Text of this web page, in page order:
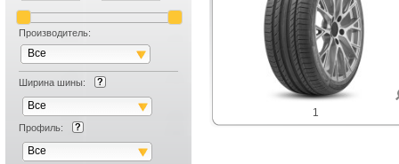
Производитель:
Все
Ширина шины:
Все
Профиль:
Все
1